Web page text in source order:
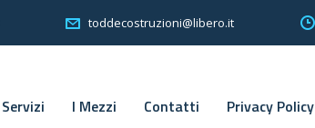
toddecostruzioni@libero.it
Servizi I Mezzi Contatti Privacy Policy